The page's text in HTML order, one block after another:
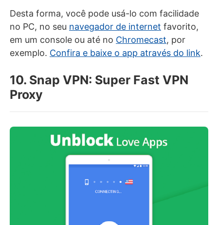
Desta forma, você pode usá-lo com facilidade
no PC, no seu navegador de internet favorito,
em um console ou até no Chromecast, por
exemplo. Confira e baixe o app através do link.
10. Snap VPN: Super Fast VPN
Proxy